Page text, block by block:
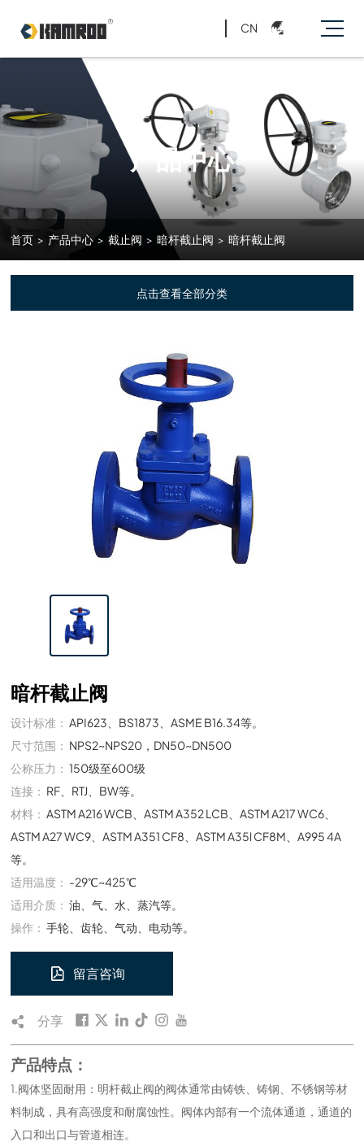
CN
产品中心
首页 > 产品中心 > 截止阀 > 暗杆截止阀 > 暗杆截止阀
点击查看全部分类
暗杆截止阀
设计标准： API623、BS1873、ASME B16.34等。
尺寸范围： NPS2~NPS20，DN50~DN500
公称压力： 150级至600级
连接： RF、RTJ、BW等。
材料： ASTM A216 WCB、ASTM A352 LCB、ASTM A217 WC6、
ASTM A27 WC9、ASTM A351 CF8、ASTM A35l CF8M、A995 4A
等。
适用温度： -29℃~425℃
适用介质： 油、气、水、蒸汽等。
操作： 手轮、齿轮、气动、电动等。
留言咨询
分享
产品特点：
1.阀体坚固耐用：明杆截止阀的阀体通常由铸铁、铸钢、不锈钢等材
料制成，具有高强度和耐腐蚀性。阀体内部有一个流体通道，通道的
入口和出口与管道相连。